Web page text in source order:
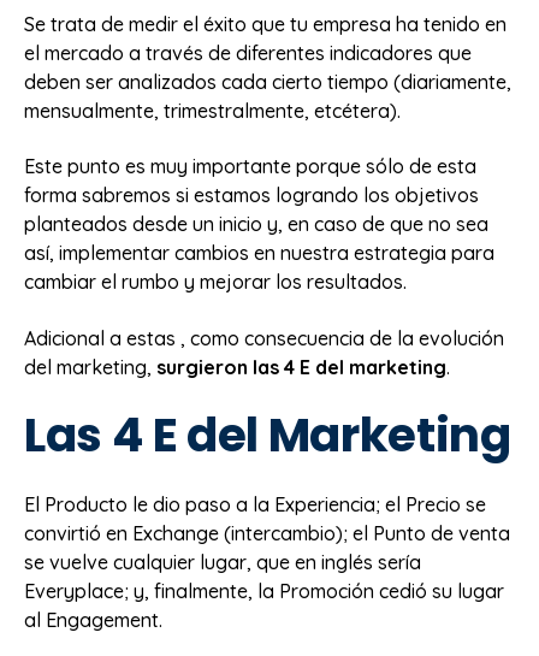
Se trata de medir el éxito que tu empresa ha tenido en
el mercado a través de diferentes indicadores que
deben ser analizados cada cierto tiempo (diariamente,
mensualmente, trimestralmente, etcétera).
Este punto es muy importante porque sólo de esta
forma sabremos si estamos logrando los objetivos
planteados desde un inicio y, en caso de que no sea
así, implementar cambios en nuestra estrategia para
cambiar el rumbo y mejorar los resultados.
Adicional a estas , como consecuencia de la evolución
del marketing, surgieron las 4 E del marketing.
Las 4 E del Marketing
El Producto le dio paso a la Experiencia; el Precio se
convirtió en Exchange (intercambio); el Punto de venta
se vuelve cualquier lugar, que en inglés sería
Everyplace; y, finalmente, la Promoción cedió su lugar
al Engagement.